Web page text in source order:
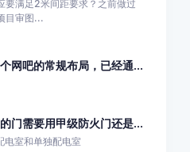
要满足2米间距要求？之前做过
目审图...
网吧的常规布局，已经通...
门需要用甲级防火门还是...
电室和单独配电室